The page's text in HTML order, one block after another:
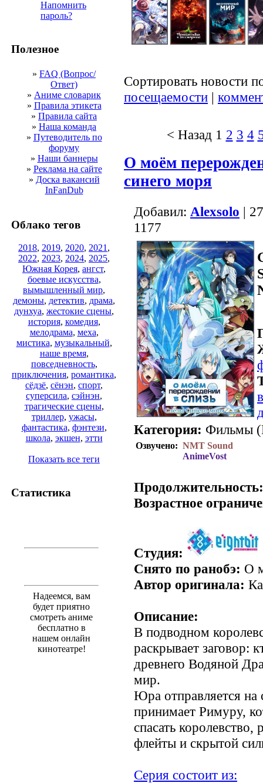
Напомнить
пароль?
Полезное
» FAQ (Вопрос/
Ответ)
» Аниме словарик
» Правила этикета
» Правила сайта
» Наша команда
» Путеводитель по
форуму
» Наши баннеры
» Реклама на сайте
» Доска вакансий
InFanDub
Облако тегов
2018, 2019, 2020, 2021 ,
2022, 2023, 2024, 2025,
Южная Корея, ангст,
боевые искусства,
вымышленный мир,
демоны, детектив, драма,
дунхуа, жестокие сцены,
история, комедия,
мелодрама, меха,
мистика, музыкальный,
наше время,
повседневность,
приключения, романтика,
сёдзё, сёнэн, спорт,
суперсила, сэйнэн,
трагические сцены,
триллер, ужасы,
фантастика, фэнтези,
школа, экшен, этти
Показать все теги
Статистика
Надеемся, вам
будет приятно
смотреть аниме
бесплатно в
нашем онлайн
кинотеатре!
Сортировать новости
посещаемости |
< Назад 1 2 3 4
О моём
синего моря
Добавил: Alexsolo |
1177
Категория: Фильмы
Озвучено: NMT Sound
AnimeVost
Продолжительность:
Возрастное
Студия:
Снято по ранобэ: О
Автор оригинала:
Описание:
В подводном
раскрывает заговор:
древнего Водяной
мир.
Юра отправляется
принимает Римуру,
спасать
флейты и скрытой
Серия состоит из: